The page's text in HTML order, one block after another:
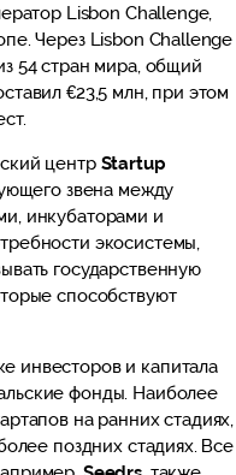
Lisbon Challenge,
Через Lisbon Challenge
54 стран мира, общий
€23,5 млн, при этом
центр Startup
звена между
инкубаторами и
экосистемы,
государственную
способствуют
инвесторов и капитала
фонды. Наиболее
на ранних стадиях,
поздних стадиях. Все